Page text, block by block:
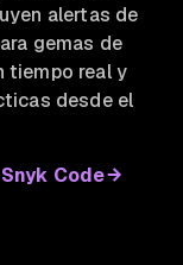
alertas de
gemas de
tiempo real y
desde el
Code